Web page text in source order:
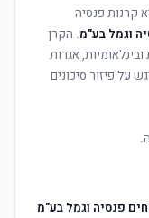
קרנות פנסיה
וגמל בע"מ. הקרן
אגרות
על פיזור סיכונים
פנסיה וגמל בע"מ